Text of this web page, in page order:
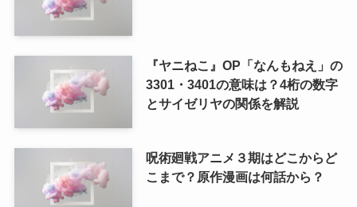
『ヤニねこ』OP「なんもねえ」の
3301・3401の意味は？4桁の数字
とサイゼリヤの関係を解説
呪術廻戦アニメ３期はどこからど
こまで？原作漫画は何話から？